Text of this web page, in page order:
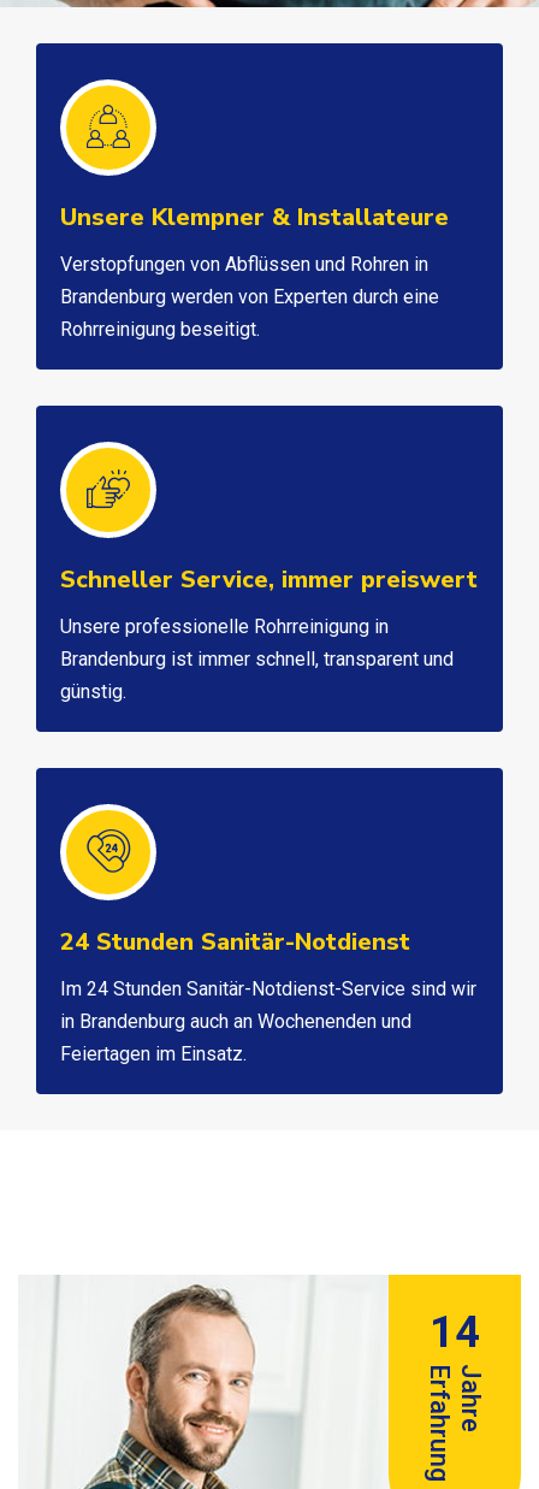
Unsere Klempner & Installateure
Verstopfungen von Abflüssen und Rohren in
Brandenburg werden von Experten durch eine
Rohrreinigung beseitigt.
Schneller Service, immer preiswert
Unsere professionelle Rohrreinigung in
Brandenburg ist immer schnell, transparent und
günstig.
24 Stunden Sanitär-Notdienst
Im 24 Stunden Sanitär-Notdienst-Service sind wir
in Brandenburg auch an Wochenenden und
Feiertagen im Einsatz.
14
Jahre
Erfahrung